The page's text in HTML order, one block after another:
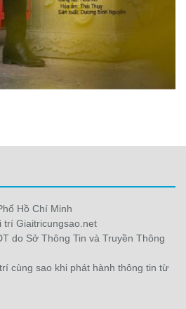
Hồ Chí Minh
trí Giaitricungsao.net
do Sở Thông Tin và Truyền Thông
cùng sao khi phát hành thông tin từ